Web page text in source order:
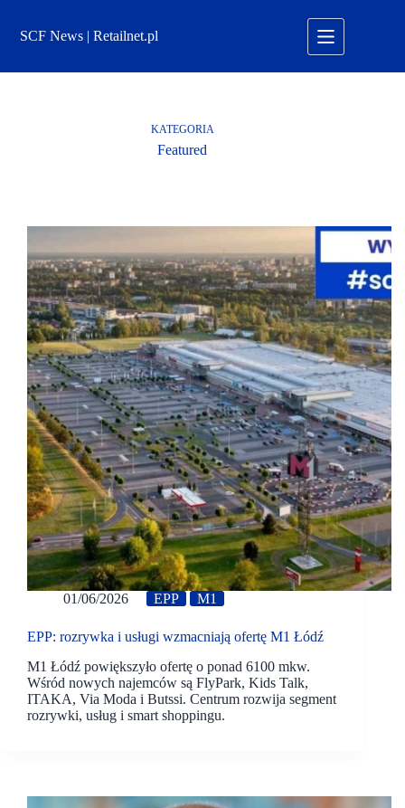
treściSCF News | Retailnet.pl
KATEGORIA
Featured
01/06/2026 EPP M1
EPP: rozrywka i usługi wzmacniają ofertę M1 Łódź
M1 Łódź powiększyło ofertę o ponad 6100 mkw.
Wśród nowych najemców są FlyPark, Kids Talk,
ITAKA, Via Moda i Butssi. Centrum rozwija segment
rozrywki, usług i smart shoppingu.